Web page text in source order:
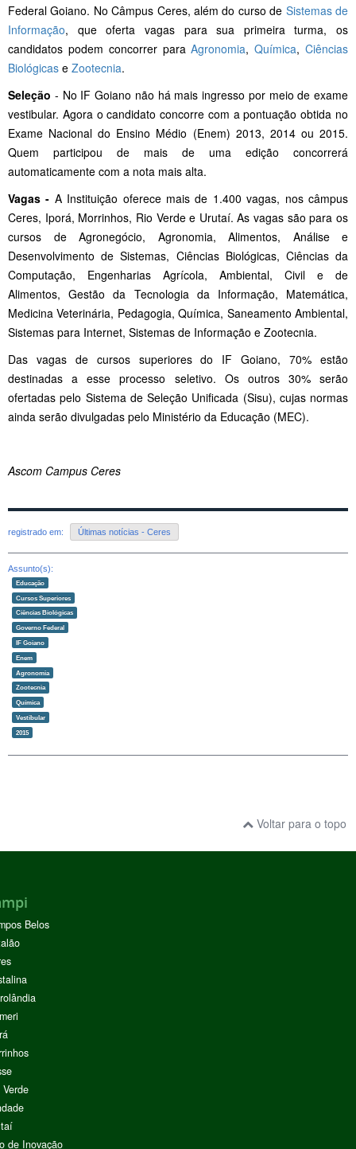
Federal Goiano. No Câmpus Ceres, além do curso de Sistemas de
Informação, que oferta vagas para sua primeira turma, os
candidatos podem concorrer paraAgronomia,Química,Ciências
Biológicas e Zootecnia.
Seleção - No IF Goiano não há mais ingresso por meio de exame
vestibular. Agora o candidato concorre com a pontuação obtida no
Exame Nacional do Ensino Médio (Enem) 2013, 2014 ou 2015.
Quem participou de mais de uma edição concorrerá
automaticamente com a nota mais alta.
Vagas - A Instituição oferece mais de 1.400 vagas, nos câmpus
Ceres, Iporá, Morrinhos, Rio Verde e Urutaí. As vagas são para os
cursos de Agronegócio, Agronomia, Alimentos, Análise e
Desenvolvimento de Sistemas, Ciências Biológicas, Ciências da
Computação, Engenharias Agrícola, Ambiental, Civil e de
Alimentos, Gestão da Tecnologia da Informação, Matemática,
Medicina Veterinária, Pedagogia, Química, Saneamento Ambiental,
Sistemas para Internet, Sistemas de Informação e Zootecnia.
Das vagas de cursos superiores do IF Goiano, 70% estão
destinadas a esse processo seletivo. Os outros 30% serão
ofertadas pelo Sistema de Seleção Unificada (Sisu), cujas normas
ainda serão divulgadas pelo Ministério da Educação (MEC).
Ascom Campus Ceres
registrado em: Últimas notícias - Ceres
Assunto(s):
Educação
Cursos Superiores
Ciências Biológicas
Governo Federal
IF Goiano
Enem
Agronomia
Zootecnia
Química
Vestibular
2015
Voltar para o topo
Belos
de Inovação